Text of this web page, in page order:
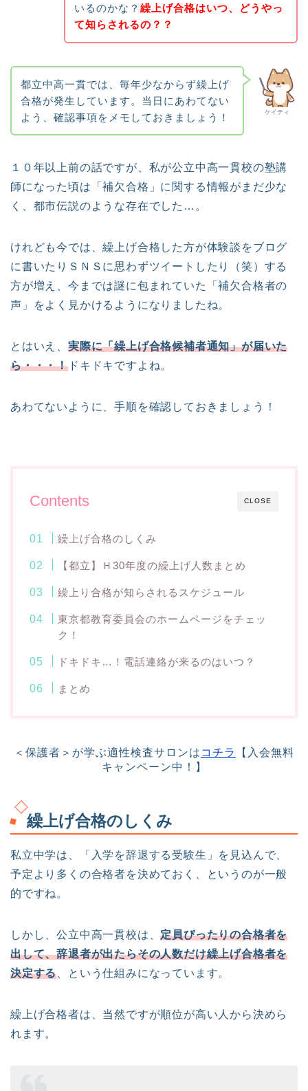
いるのかな？ 繰上げ合格はいつ、どうやっ
て知らされるの？？
ケイティ
都立中高一貫では、毎年少なからず繰上げ
合格が発生しています。当日にあわてない
よう、確認事項をメモしておきましょう！
１０年以上前の話ですが、私が公立中高一貫校の塾講
師になった頃は「補欠合格」に関する情報がまだ少な
く、都市伝説のような存在でした…。
けれども今では、繰上げ合格した方が体験談をブログ
に書いたりＳＮＳに思わずツイートしたり（笑）する
方が増え、今までは謎に包まれていた「補欠合格者の
声」をよく見かけるようになりましたね。
とはいえ、 実際に「繰上げ合格候補者通知」が届いた
ら・・・！ ドキドキですよね。
あわてないように、手順を確認しておきましょう！
CLOSE
Contents
繰上げ合格のしくみ
【都立】Ｈ30年度の繰上げ人数まとめ
繰上り合格が知らされるスケジュール
東京都教育委員会のホームページをチェッ
ク！
ドキドキ…！電話連絡が来るのはいつ？
まとめ
＜保護者＞が学ぶ適性検査サロンは コチラ
【入会無料
キャンペーン中！】
繰上げ合格のしくみ
私立中学は、「入学を辞退する受験生」を見込んで、
予定より多くの合格者を決めておく、というのが一般
的ですね。
しかし、公立中高一貫校は、定員ぴったりの合格者を
出して、辞退者が出たらその人数だけ繰上げ合格者を
決定する、という仕組みになっています。
繰上げ合格者は、当然ですが順位が高い人から決めら
れます。